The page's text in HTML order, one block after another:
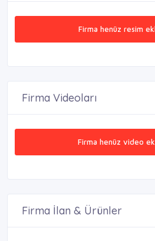
Firma henüz resim
Firma Videoları
Firma henüz video
Firma İlan & Ürünler